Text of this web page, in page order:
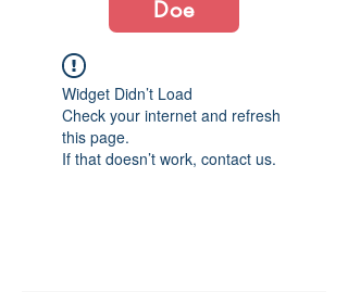
Doe
Widget Didn’t Load
Check your internet and refresh
this page.
If that doesn’t work, contact us.